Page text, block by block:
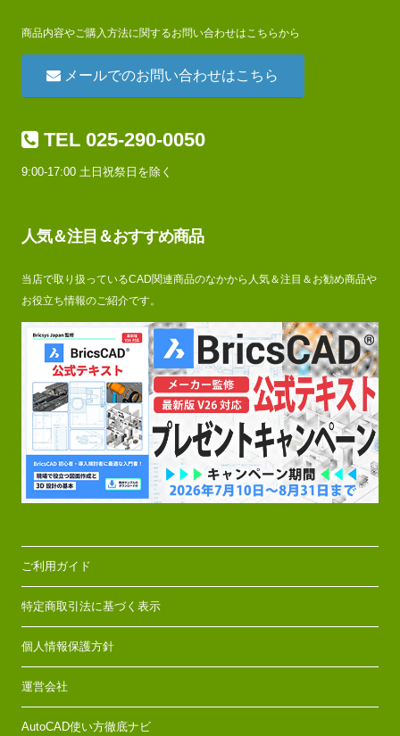
商品内容やご購入方法に関するお問い合わせはこちらから
メールでのお問い合わせはこちら
TEL 025-290-0050
9:00-17:00 土日祝祭日を除く
人気＆注目＆おすすめ商品
当店で取り扱っているCAD関連商品のなかから人気＆注目＆お勧め商品や
お役立ち情報のご紹介です。
ご利用ガイド
特定商取引法に基づく表示
個人情報保護方針
運営会社
AutoCAD使い方徹底ナビ